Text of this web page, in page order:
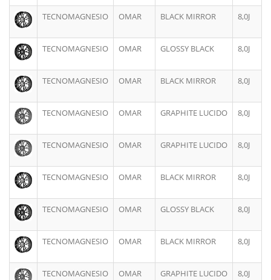
TECNOMAGNESIO OMAR BLACK MIRROR 8,0J
TECNOMAGNESIO OMAR GLOSSY BLACK 8,0J
TECNOMAGNESIO OMAR BLACK MIRROR 8,0J
TECNOMAGNESIO OMAR GRAPHITE LUCIDO 8,0J
TECNOMAGNESIO OMAR GRAPHITE LUCIDO 8,0J
TECNOMAGNESIO OMAR BLACK MIRROR 8,0J
TECNOMAGNESIO OMAR GLOSSY BLACK 8,0J
TECNOMAGNESIO OMAR BLACK MIRROR 8,0J
TECNOMAGNESIO OMAR GRAPHITE LUCIDO 8,0J